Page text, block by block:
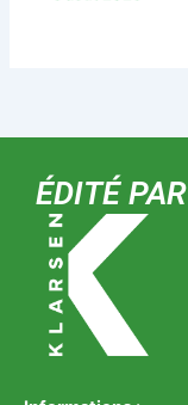
ÉDITÉ PAR